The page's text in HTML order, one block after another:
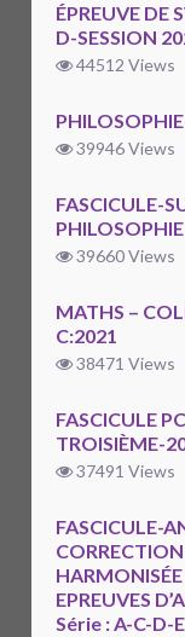
ÉPREUVE DE
D-SESSION
44512 Views
39946 Views
FASCICULE-
PHILOSOPHIE
39660 Views
MATHS –
C:2021
38471 Views
FASCICULE
TROISIÈME-
37491 Views
FASCICULE-
HARMONISÉE
EPREUVES
Série : A-C-D-E